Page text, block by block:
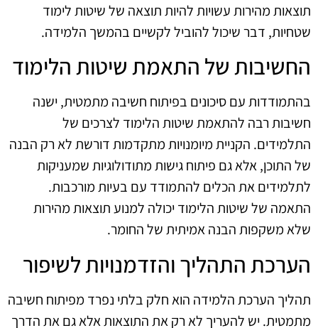
תוצאות מהירות עשויות להיות תוצאה של שיטות לימוד
שטחיות, דבר שיכול להוביל לקשיים בהמשך הלמידה.
החשיבות של התאמת שיטות הלימוד
בהתמודדות עם סיכונים בפיתוח חשיבה מתמטית, ישנה
חשיבות רבה להתאמת שיטות הלימוד לצרכים של
התלמידים. הקניית מיומנויות מתקדמות דורשת לא רק הבנה
של התוכן, אלא גם פיתוח גישות מתודולוגיות שמעניקות
לתלמידים את הכלים להתמודד עם בעיות מורכבות.
התאמה של שיטות הלימוד יכולה למנוע תוצאות מהירות
שלא משקפות הבנה אמיתית של החומר.
הערכת התהליך והזדמנויות לשיפור
תהליך הערכת הלמידה הוא חלק בלתי נפרד מפיתוח חשיבה
מתמטית. יש להעריך לא רק את התוצאות אלא גם את הדרך